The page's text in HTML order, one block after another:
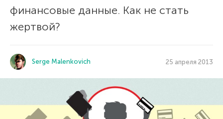
финансовые данные. Как не стать
жертвой?
Serge Malenkovich 25 апреля 2013